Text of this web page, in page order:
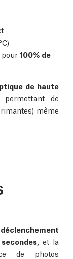
100% de
de haute
permettant de
même
et la
de photos